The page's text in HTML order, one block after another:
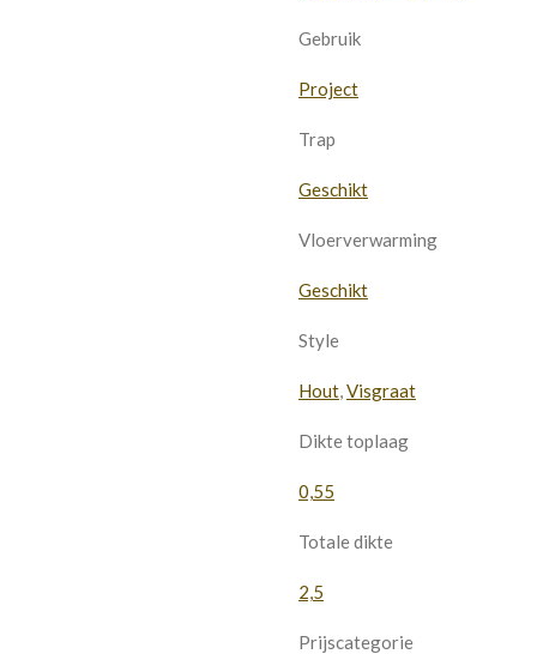
Gebruik
Project
Trap
Geschikt
Vloerverwarming
Geschikt
Style
Hout,Visgraat
Dikte toplaag
0,55
Totale dikte
2,5
Prijscategorie